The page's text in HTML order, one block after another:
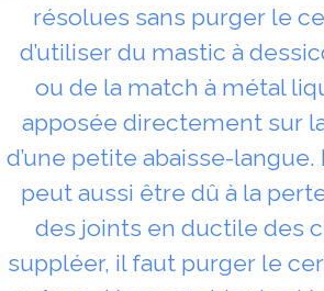
résolues sans purger le
d’utiliser du mastic à
ou de la match à métal
apposée directement sur
d’une petite abaisse-
peut aussi être dû à la
des joints en ductile des
suppléer, il faut purger le